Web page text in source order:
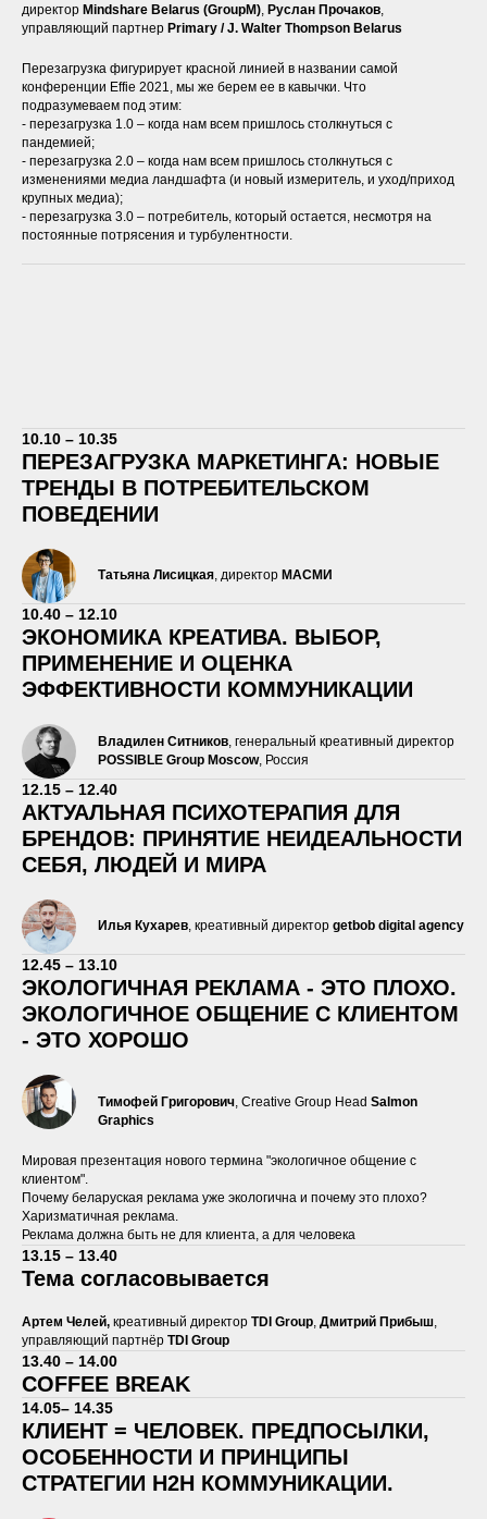
директор Mindshare Belarus (GroupM) Руслан Прочаков
управляющий партнер Primary / J. Walter Thompson Belarus
Перезагрузка фигурирует красной линией в названии самой
конференции Effie 2021, мы же берем ее в кавычки. Что
подразумеваем под этим:
- перезагрузка 1.0 – когда нам всем пришлось столкнуться с
пандемией;
- перезагрузка 2.0 – когда нам всем пришлось столкнуться с
изменениями медиа ландшафта (и новый измеритель, и уход/приход
крупных медиа);
- перезагрузка 3.0 – потребитель, который остается, несмотря на
постоянные потрясения и турбулентности.
10.10 – 10.35
ПЕРЕЗАГРУЗКА МАРКЕТИНГА: НОВЫЕ
ТРЕНДЫ В ПОТРЕБИТЕЛЬСКОМ
ПОВЕДЕНИИ
Татьяна Лисицкая , директор МАСМИ
10.40 – 12.10
ЭКОНОМИКА КРЕАТИВА. ВЫБОР,
ПРИМЕНЕНИЕ И ОЦЕНКА
ЭФФЕКТИВНОСТИ КОММУНИКАЦИИ
Владилен Ситников , генеральный креативный директор
POSSIBLE Group Moscow, Россия
12.15 – 12.40
АКТУАЛЬНАЯ ПСИХОТЕРАПИЯ ДЛЯ
БРЕНДОВ: ПРИНЯТИЕ НЕИДЕАЛЬНОСТИ
СЕБЯ, ЛЮДЕЙ И МИРА
Илья Кухарев , креативный директор getbob digital agency
12.45 – 13.10
ЭКОЛОГИЧНАЯ РЕКЛАМА - ЭТО ПЛОХО.
ЭКОЛОГИЧНОЕ ОБЩЕНИЕ С КЛИЕНТОМ
- ЭТО ХОРОШО
Тимофей Григорович , Сreative Group Head Salmon
Graphics
Мировая презентация нового термина "экологичное общение с
клиентом".
Почему беларуская реклама уже экологична и почему это плохо?
Харизматичная реклама.
Реклама должна быть не для клиента, а для человека
13.15 – 13.40
Тема согласовывается
Артем Челей, креативный директор TDI Group Дмитрий Прибыш
управляющий партнёр TDI Group
13.40 – 14.00
COFFEE BREAK
14.05– 14.35
КЛИЕНТ = ЧЕЛОВЕК. ПРЕДПОСЫЛКИ,
ОСОБЕННОСТИ И ПРИНЦИПЫ
СТРАТЕГИИ H2H КОММУНИКАЦИИ.